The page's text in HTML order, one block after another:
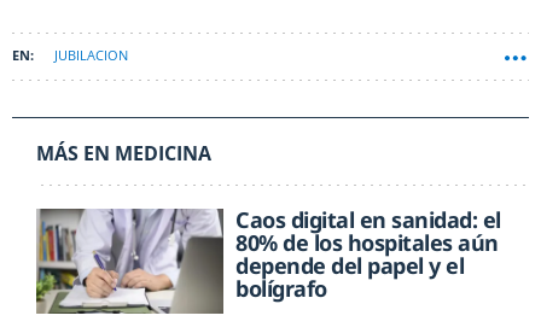
JUBILACION
MÁS EN MEDICINA
Caos digital en sanidad: el
80% de los hospitales aún
depende del papel y el
bolígrafo